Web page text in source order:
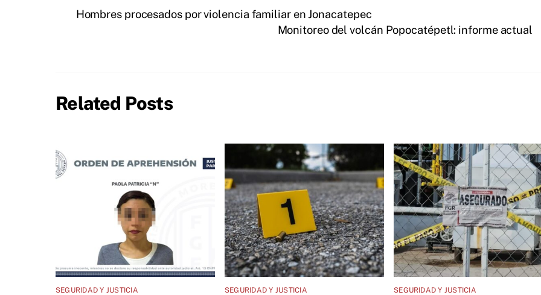
Hombres procesados por violencia familiar en Jonacatepec
Monitoreo del volcán Popocatépetl: informe actual
Related Posts
SEGURIDAD Y JUSTICIA SEGURIDAD Y JUSTICIA SEGURIDAD Y JUSTICIA